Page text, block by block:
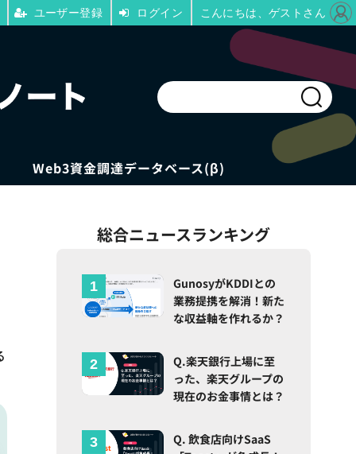
Web3資金調達データベース(β)
総合ニュースランキング
GunosyがKDDIとの
業務提携を解消！新た
な収益軸を作れるか？
Q.楽天銀行上場に至
った、楽天グループの
現在のお金事情とは？
Q. 飲食店向けSaaS
ユーザー登録 ログイン こんにちは、ゲストさん